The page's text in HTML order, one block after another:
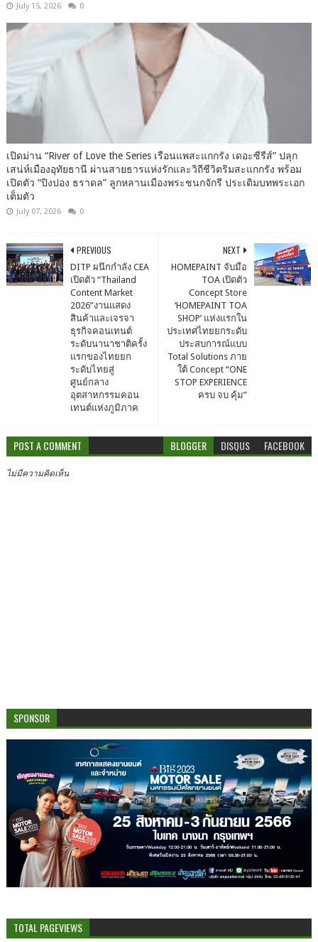
July 15, 2026 0
เปิดม่าน “River of Love the Series เรือนแพสะแกกรัง เดอะซีรีส์” ปลุก
เสน่ห์เมืองอุทัยธานี ผ่านสายธารแห่งรักและวิถีชีวิตริมสะแกกรัง พร้อม
เปิดตัว “ปิงปอง ธราดล” ลูกหลานเมืองพระชนกจักรี ประเดิมบทพระเอก
เต็มตัว
July 07, 2026 0
NEXT
HOMEPAINT จับมือ
TOA เปิดตัว
Concept Store
‘HOMEPAINT TOA
SHOP’ แห่งแรกใน
ประเทศไทยยกระดับ
ประสบการณ์แบบ
Total Solutions ภาย
ใต้ Concept “ONE
STOP EXPERIENCE
ครบ จบ คุ้ม”
PREVIOUS
DITP ผนึกกำลัง CEA
เปิดตัว “Thailand
Content Market
2026”งานแสดง
สินค้าและเจรจา
ธุรกิจคอนเทนต์
ระดับนานาชาติครั้ง
แรกของไทยยก
ระดับไทยสู่
ศูนย์กลาง
อุตสาหกรรมคอน
เทนต์แห่งภูมิภาค
POST A COMMENT BLOGGER DISQUS FACEBOOK
ไม่มีความคิดเห็น
SPONSOR
TOTAL PAGEVIEWS